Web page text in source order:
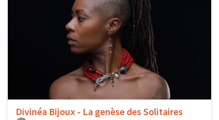
Divinéa Bijoux - La genèse des Solitaires